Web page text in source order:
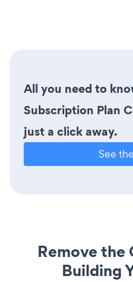
All you need to
Subscription Plan
just a click away.
See
Remove the
Building